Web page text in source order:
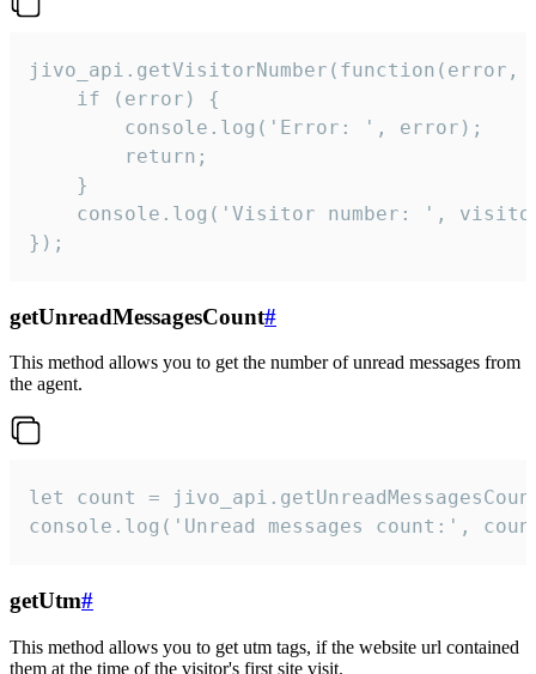
jivo_api.getVisitorNumber(function(error,
    if (error) {
        console.log('Error: ', error);
        return;
    }
console.log('Visitor number: ',
});
getUnreadMessagesCount#
This method allows you to get the number of unread messages from
the agent.
let count =
console.log('Unread messages count:',
getUtm#
This method allows you to get utm tags, if the website url contained
them at the time of the visitor's first site visit.